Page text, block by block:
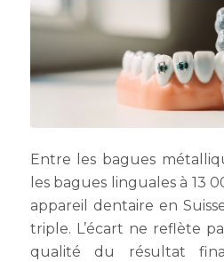
Entre les bagues
les bagues linguales à 13
appareil dentaire en
triple. L’écart ne reflète
qualité du résultat